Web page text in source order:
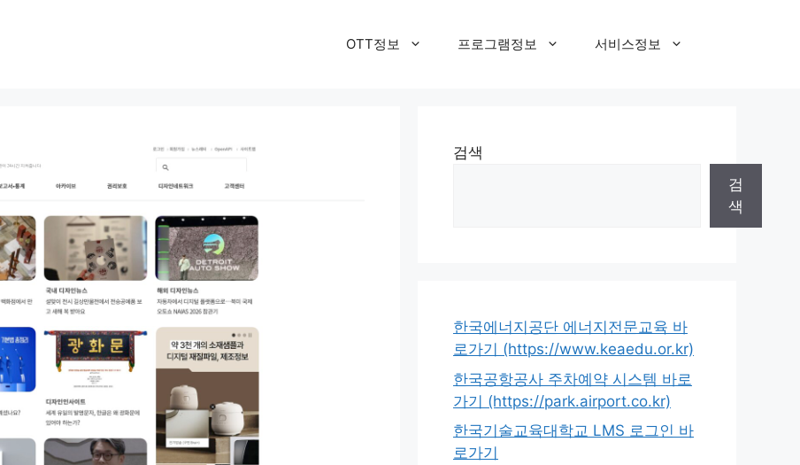
OTT정보 프로그램정보 서비스정보
검색
검
색
한국에너지공단 에너지전문교육 바
로가기 (https://www.keaedu.or.kr)
한국공항공사 주차예약 시스템 바로
가기 (https://park.airport.co.kr)
한국기술교육대학교 LMS 로그인 바
로가기